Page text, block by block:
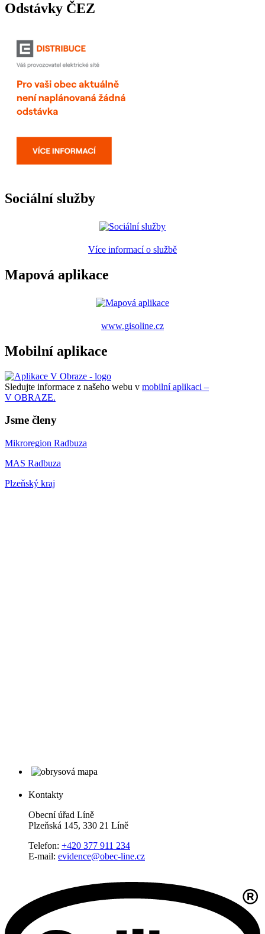
Odstávky ČEZ
Sociální služby
Více informací o službě
Mapová aplikace
www.gisoline.cz
Mobilní aplikace
Sledujte informace z našeho webu v mobilní aplikaci –
V OBRAZE.
Jsme členy
Mikroregion Radbuza
MAS Radbuza
Plzeňský kraj
Kontakty
Obecní úřad Líně
Plzeňská 145, 330 21 Líně
Telefon: +420 377 911 234
E-mail: evidence@obec-line.cz